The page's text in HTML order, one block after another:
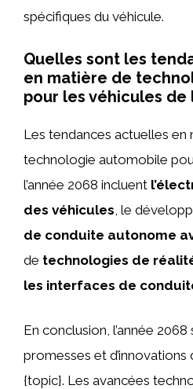
spécifiques du véhicule.
Quelles sont les
en matière de
pour les véhicules de
Les tendances actuelles en
technologie automobile
l’année 2068 incluent
des véhicules , le
de conduite autonome
de technologies de
les interfaces de
En conclusion, l’année 2068
promesses et d’innovations
{topic}. Les avancées